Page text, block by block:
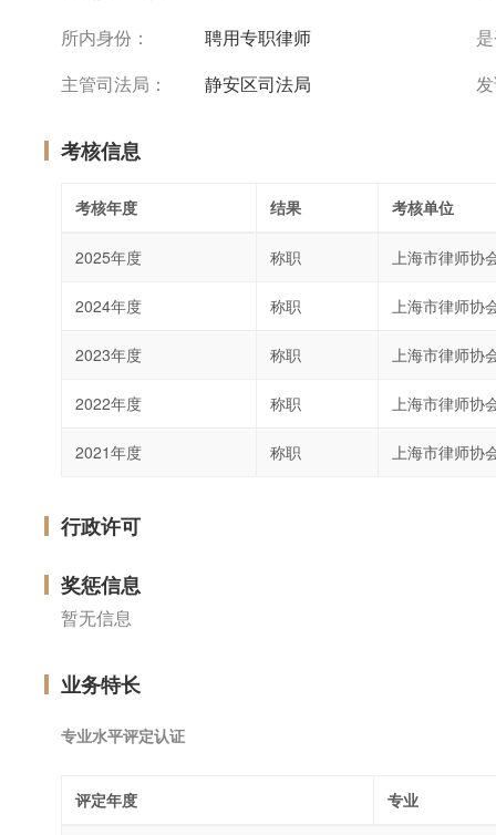
所内身份：
聘用专职律师
主管司法局：
静安区司法局
考核信息
考核年度 结果 考核单位
2025年度 称职 上海市律师协
2024年度 称职 上海市律师协
2023年度 称职 上海市律师协
2022年度 称职 上海市律师协
2021年度 称职 上海市律师协
行政许可
奖惩信息
暂无信息
业务特长
专业水平评定认证
评定年度 专业